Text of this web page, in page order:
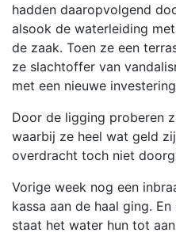
hadden daaropvolgend
alsook de waterleiding
de zaak. Toen ze een
ze slachtoffer van
met een nieuwe
Door de ligging proberen
waarbij ze heel wat geld
overdracht toch niet
Vorige week nog een
kassa aan de haal ging.
staat het water hun tot